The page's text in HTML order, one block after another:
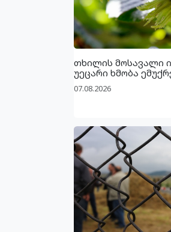
თხილის მოსავალი
უეცარი ხმობა
07.08.2026